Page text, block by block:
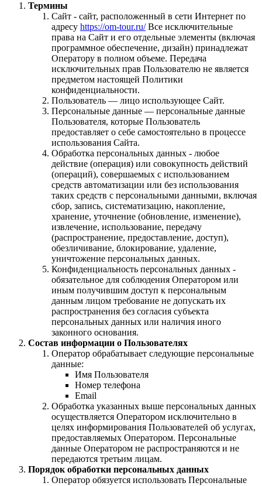
Термины
Сайт - сайт, расположенный в сети Интернет по
адресу https://om-tour.ru/Все исключительные
права на Сайт и его отдельные элементы (включая
программное обеспечение, дизайн) принадлежат
Оператору в полном объеме. Передача
исключительных прав Пользователю не является
предметом настоящей Политики
конфиденциальности.
Пользователь — лицо использующее Сайт.
Персональные данные — персональные данные
Пользователя, которые Пользователь
предоставляет о себе самостоятельно в процессе
использования Сайта.
Обработка персональных данных - любое
действие (операция) или совокупность действий
(операций), совершаемых с использованием
средств автоматизации или без использования
таких средств с персональными данными, включая
сбор, запись, систематизацию, накопление,
хранение, уточнение (обновление, изменение),
извлечение, использование, передачу
(распространение, предоставление, доступ),
обезличивание, блокирование, удаление,
уничтожение персональных данных.
Конфиденциальность персональных данных -
обязательное для соблюдения Оператором или
иным получившим доступ к персональным
данным лицом требование не допускать их
распространения без согласия субъекта
персональных данных или наличия иного
законного основания.
Состав информации о Пользователях
Оператор обрабатывает следующие персональные
данные:
Имя Пользователя
Номер телефона
Email
Обработка указанных выше персональных данных
осуществляется Оператором исключительно в
целях информирования Пользователей об услугах,
предоставляемых Оператором. Персональные
данные Оператором не распространяются и не
передаются третьим лицам.
Порядок обработки персональных данных
Оператор обязуется использовать Персональные